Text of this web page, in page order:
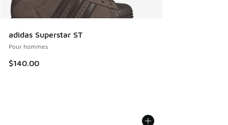
adidas Superstar ST
Pour hommes
$140.00